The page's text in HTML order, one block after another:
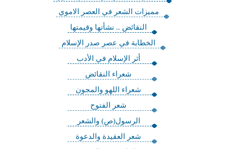
مميزات الشعر في العصر الاموي
النقائض .. نشأتها وقيمتها
الخطابة في عصر صدر الإسلام
أثر الإسلام في الأدب
شعراء النقائض
شعراء اللهو والمجون
شعر الفتوح
الرسول(ص) والشعر
شعر العقيدة والدعوة